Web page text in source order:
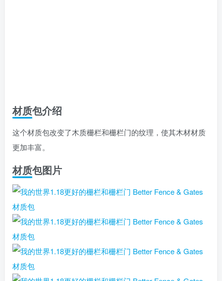
材质包介绍
这个材质包改变了木质栅栏和栅栏门的纹理，使其木材材质
更加丰富。
材质包图片